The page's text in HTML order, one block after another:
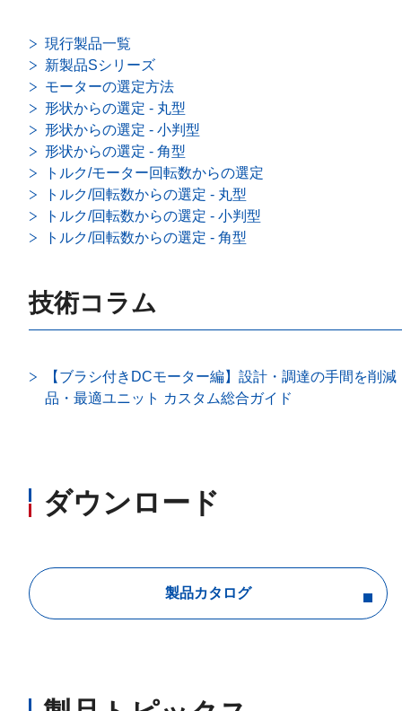
現行製品一覧
新製品Sシリーズ
モーターの選定方法
形状からの選定 - 丸型
形状からの選定 - 小判型
形状からの選定 - 角型
トルク/モーター回転数からの選定
トルク/回転数からの選定 - 丸型
トルク/回転数からの選定 - 小判型
トルク/回転数からの選定 - 角型
技術コラム
【ブラシ付きDCモーター編】設計・調達の手間を削減
品・最適ユニット カスタム総合ガイド
ダウンロード
製品カタログ